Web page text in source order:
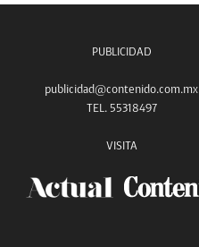
PUBLICIDAD
publicidad@contenido.com.mx
TEL. 55318497
VISITA